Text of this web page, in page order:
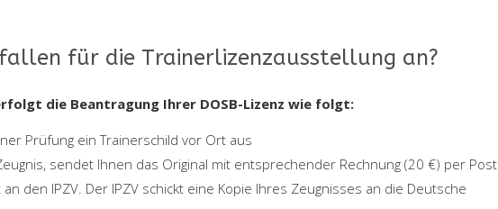
für die Trainerlizenzausstellung an?
die Beantragung Ihrer DOSB-Lizenz wie folgt:
Prüfung ein Trainerschild vor Ort aus
sendet Ihnen das Original mit entsprechender Rechnung (20 €) per Post
den IPZV. Der IPZV schickt eine Kopie Ihres Zeugnisses an die Deutsche